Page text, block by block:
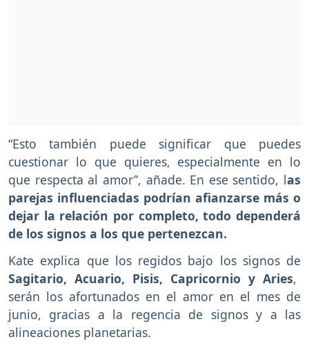
“Esto también puede significar que puedes
cuestionar lo que quieres, especialmente en lo
que respecta al amor”, añade. En ese sentido, las
parejas influenciadas podrían afianzarse más o
dejar la relación por completo, todo dependerá
de los signos a los que pertenezcan.
Kate explica que los regidos bajo los signos de
Sagitario, Acuario, Pisis, Capricornio y Aries,
serán los afortunados en el amor en el mes de
junio, gracias a la regencia de signos y a las
alineaciones planetarias.